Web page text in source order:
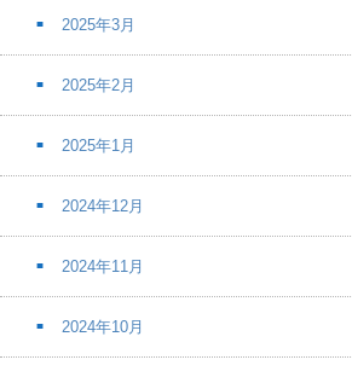
2025年3月
2025年2月
2025年1月
2024年12月
2024年11月
2024年10月